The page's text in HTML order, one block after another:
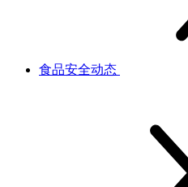
食品安全动态